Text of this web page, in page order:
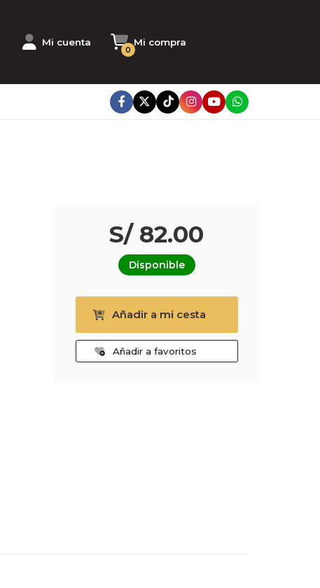
Mi cuenta Mi compra
0
S/ 82.00
Disponible
Añadir a mi cesta
Añadir a favoritos